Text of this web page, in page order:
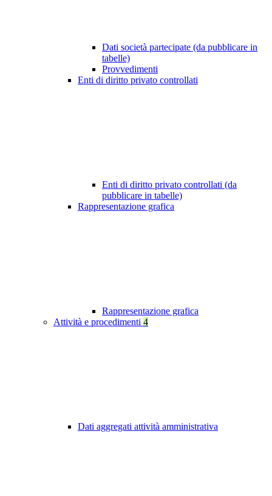
Dati società partecipate (da pubblicare in
tabelle)
Provvedimenti
Enti di diritto privato controllati
Enti di diritto privato controllati (da
pubblicare in tabelle)
Rappresentazione grafica
Rappresentazione grafica
Attività e procedimenti 4
Dati aggregati attività amministrativa